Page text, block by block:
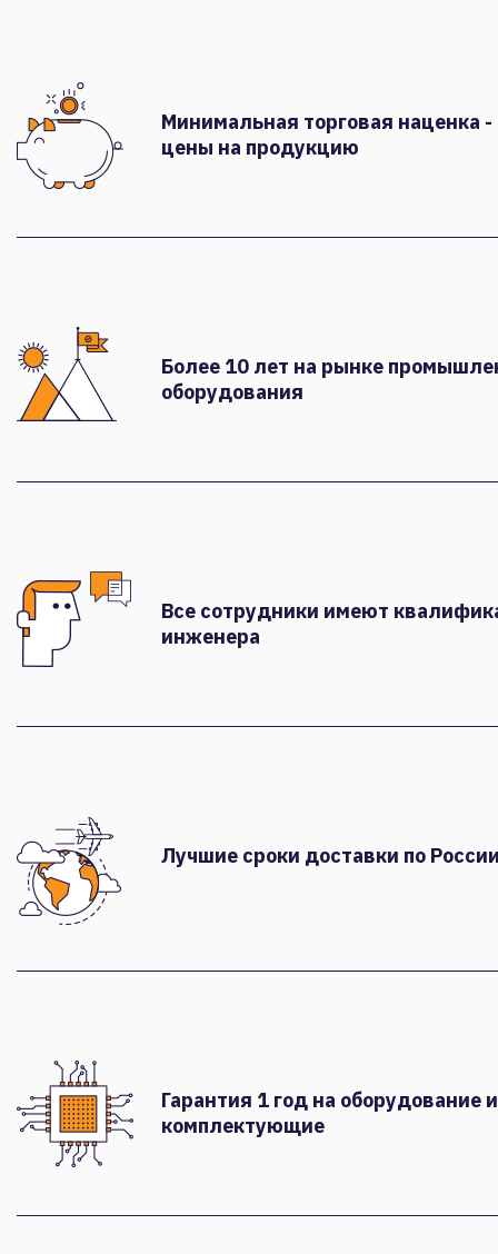
Минимальная торговая наценка
цены на продукцию
Более 10 лет на рынке
оборудования
Все сотрудники имеют
инженера
Лучшие сроки доставки по
Гарантия 1 год на оборудование и
комплектующие